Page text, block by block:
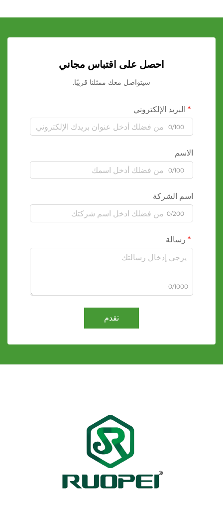
احصل على اقتباس مجاني
سيتواصل معك ممثلنا قريبًا.
البريد الإلكتروني
0/100
الاسم
0/100
اسم الشركة
0/200
رسالة
0/1000
تقدم